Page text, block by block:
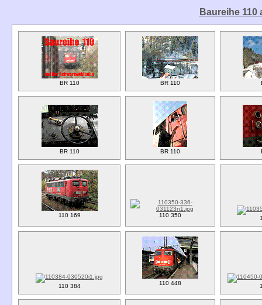
Baureihe
BR 110 BR 110
BR 110 BR 110
110 169 110 350
110 384 110 448